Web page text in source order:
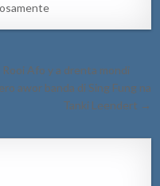
Afo y a drenta mondi
awor banda di Sing Fung na
Tanki Leendert →